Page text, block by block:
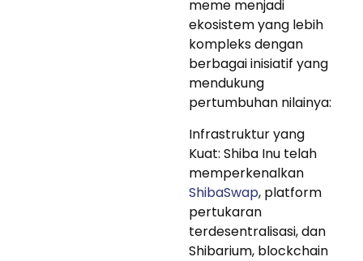
meme menjadi
ekosistem yang lebih
kompleks dengan
berbagai inisiatif yang
mendukung
pertumbuhan nilainya:
Infrastruktur yang
Kuat: Shiba Inu telah
memperkenalkan
ShibaSwap, platform
pertukaran
terdesentralisasi, dan
Shibarium, blockchain